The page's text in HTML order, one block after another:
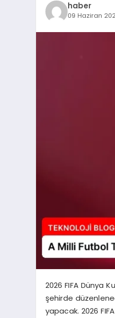
haber
09 Haziran
2026 FIFA Dünya
şehirde
yapacak. 2026